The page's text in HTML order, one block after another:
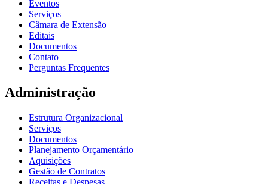
Eventos
Serviços
Câmara de Extensão
Editais
Documentos
Contato
Perguntas Frequentes
Administração
Estrutura Organizacional
Serviços
Documentos
Planejamento Orçamentário
Aquisições
Gestão de Contratos